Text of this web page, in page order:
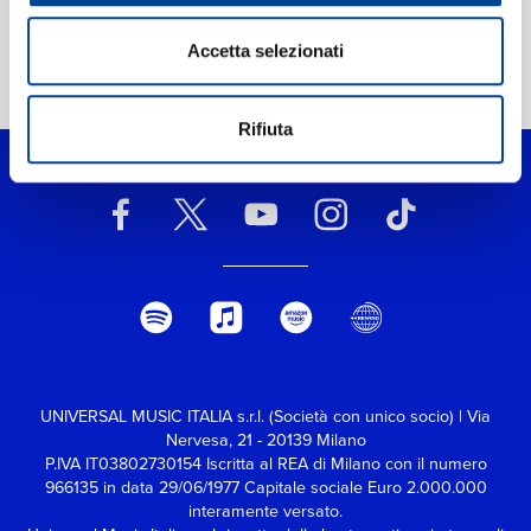
Accetta selezionati
Rifiuta
Home Classica > Carlos Guastavino: Violetas
UNIVERSAL MUSIC ITALIA s.r.l. (Società con unico socio) | Via
Nervesa, 21 - 20139 Milano
P.IVA IT03802730154 Iscritta al REA di Milano con il numero
966135 in data 29/06/1977Capitale sociale Euro 2.000.000
interamente versato.